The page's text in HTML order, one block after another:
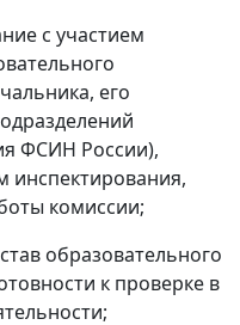
с участием
его
ФСИН России),
инспектирования,
комиссии;
образовательного
к проверке в